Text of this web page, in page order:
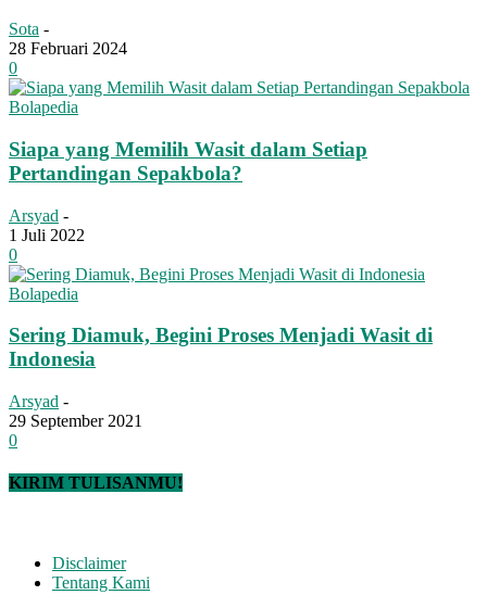
Sota -
28 Februari 2024
0
Bolapedia
Siapa yang Memilih Wasit dalam Setiap
Pertandingan Sepakbola?
Arsyad -
1 Juli 2022
0
Bolapedia
Sering Diamuk, Begini Proses Menjadi Wasit di
Indonesia
Arsyad -
29 September 2021
0
KIRIM TULISANMU!
Disclaimer
Tentang Kami